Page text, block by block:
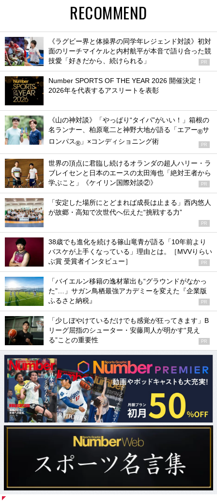
RECOMMEND
《ラグビー界と体操界の同学年レジェンド対談》初対
面のリーチマイケルと内村航平が本音で語り合った競
技愛「好きだから、続けられる」
PR
Number SPORTS OF THE YEAR 2026 開催決定！
2026年を代表するアスリートを表彰
《山の神対談》「やっぱり“タイパ”がいい！」箱根の
名ランナー、柏原竜二と神野大地が語る「エアー®サ
ロンパス® 」×コンディショニング術 PR
世界の頂点に君臨し続けるオランダの超人ハリー・ラ
ブレイセンと日本のエースの太田海也「絶対王者から
学ぶこと」《ケイリン国際対談②》
PR
「安定した場所にとどまれば成長は止まる」西内悠人
が故郷・高知で次世代へ伝えた“挑戦する力”
PR
38歳でも進化を続ける篠山竜青が語る「10年前より
バスケが上手くなっている」理由とは。［MVVりらい
ぶ賞 受賞者インタビュー］
PR
「バイエルン移籍の逸材輩出も“グラウンドがなかっ
た”…」サガン鳥栖最強アカデミーを変えた『企業版
ふるさと納税』
PR
「少しぼやけているだけでも感覚が狂ってきます」B
リーグ屈指のシューター・安藤周人が明かす“見え
る”ことの重要性
PR